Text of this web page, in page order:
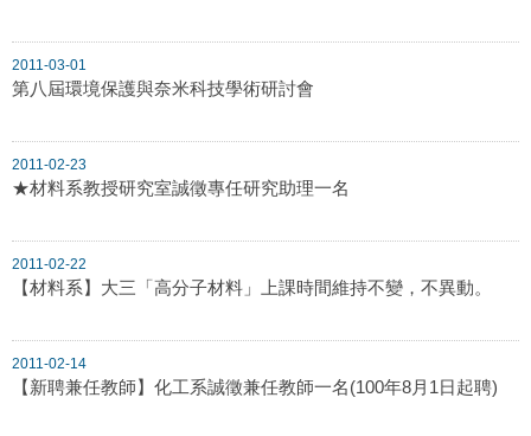
2011-03-01
第八屆環境保護與奈米科技學術研討會
2011-02-23
★材料系教授研究室誠徵專任研究助理一名
2011-02-22
【材料系】大三「高分子材料」上課時間維持不變，不異動。
2011-02-14
【新聘兼任教師】化工系誠徵兼任教師一名(100年8月1日起聘)